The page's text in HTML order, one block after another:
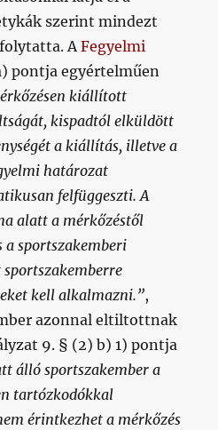
szerint mindezt
AFegyelmi
pontja egyértelműen
kiállított
kispadtól elküldött
a kiállítás, illetve a
határozat
felfüggeszti. A
alatt a mérkőzéstől
sportszakemberi
kell alkalmazni.”,
azonnal eltiltottnak
9. § (2) b) 1) pontja
álló sportszakember a
tartózkodókkal
érintkezhet a mérkőzés